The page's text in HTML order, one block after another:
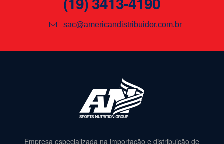
sac@americandistribuidor.com.br
Empresa especializada na importação e distribuição de